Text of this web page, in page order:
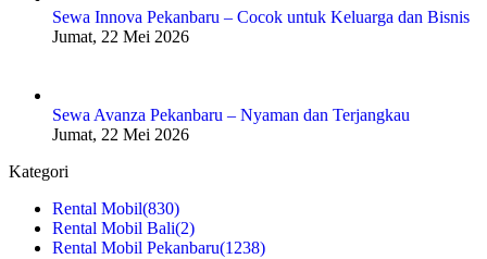
Sewa Innova Pekanbaru – Cocok untuk Keluarga dan Bisnis
Jumat, 22 Mei 2026
Sewa Avanza Pekanbaru – Nyaman dan Terjangkau
Jumat, 22 Mei 2026
Kategori
Rental Mobil(830)
Rental Mobil Bali(2)
Rental Mobil Pekanbaru(1238)